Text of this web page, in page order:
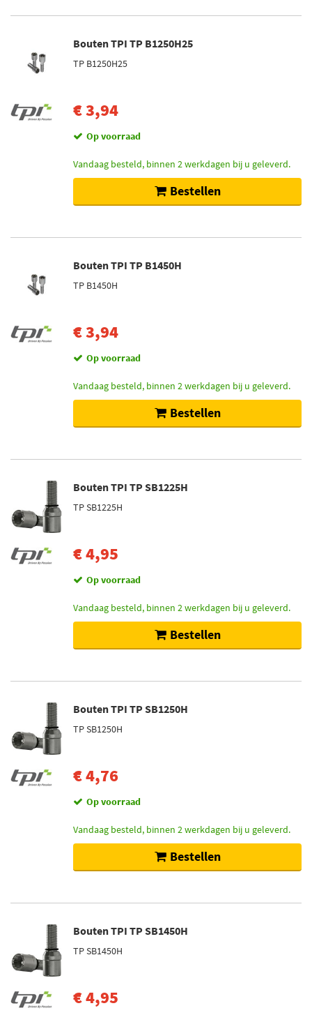
Bouten TPI TP B1250H25
TP B1250H25
€ 3,94
Op voorraad
Vandaag besteld, binnen 2 werkdagen bij u geleverd.
Bestellen
Bouten TPI TP B1450H
TP B1450H
€ 3,94
Op voorraad
Vandaag besteld, binnen 2 werkdagen bij u geleverd.
Bestellen
Bouten TPI TP SB1225H
TP SB1225H
€ 4,95
Op voorraad
Vandaag besteld, binnen 2 werkdagen bij u geleverd.
Bestellen
Bouten TPI TP SB1250H
TP SB1250H
€ 4,76
Op voorraad
Vandaag besteld, binnen 2 werkdagen bij u geleverd.
Bestellen
Bouten TPI TP SB1450H
TP SB1450H
€ 4,95